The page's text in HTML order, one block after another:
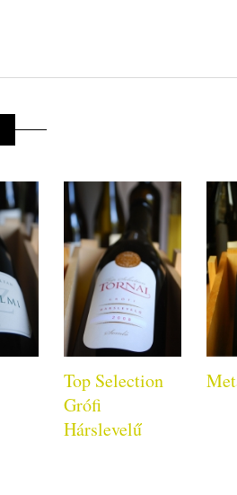
Top Selection
Grófi
Hárslevelű